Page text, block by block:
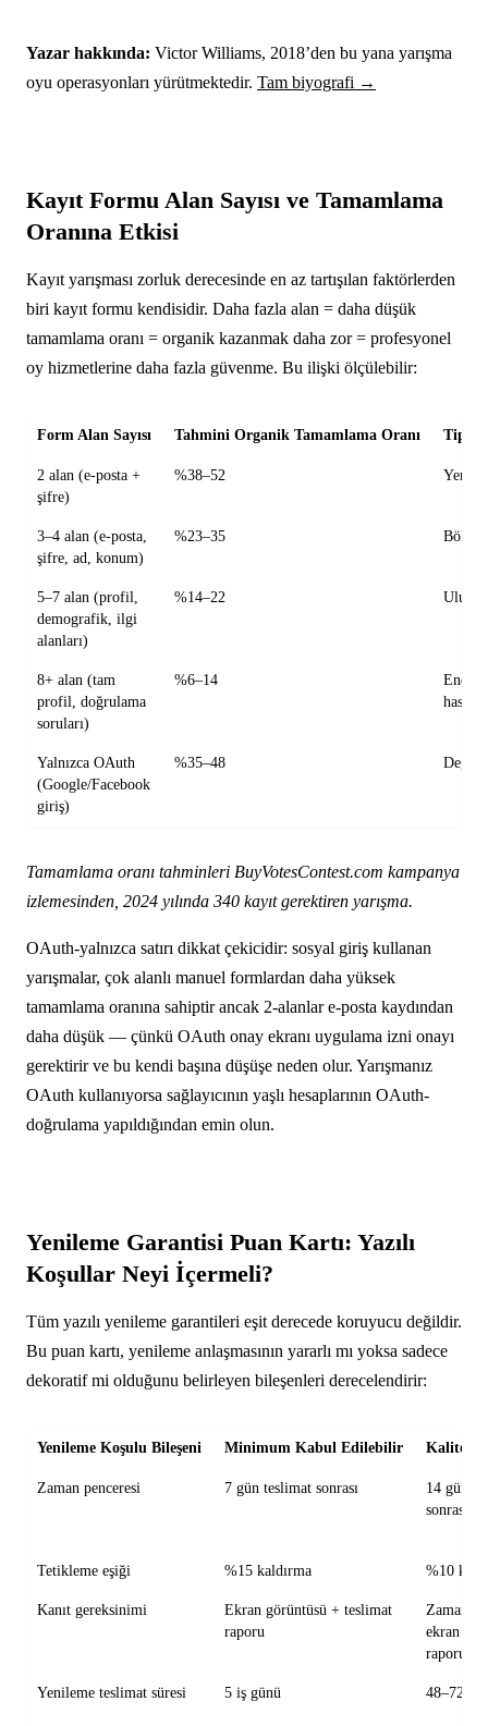
Yazar hakkında: Victor Williams, 2018’den bu yana yarışma
oyu operasyonları yürütmektedir. Tam biyografi →
Kayıt Formu Alan Sayısı ve Tamamlama
Oranına Etkisi
Kayıt yarışması zorluk derecesinde en az tartışılan faktörlerden
biri kayıt formu kendisidir. Daha fazla alan = daha düşük
tamamlama oranı = organik kazanmak daha zor = profesyonel
oy hizmetlerine daha fazla güvenme. Bu ilişki ölçülebilir:
Form Alan Sayısı Tahmini Organik Tamamlama Oranı Tipik
2 alan (e-posta +
şifre)
%38–52 Yerel,
3–4 alan (e-posta,
şifre, ad, konum)
%23–35
5–7 alan (profil,
demografik, ilgi
alanları)
%14–22
8+ alan (tam
profil, doğrulama
soruları)
%6–14
Yalnızca OAuth
(Google/Facebook
giriş)
%35–48
Tamamlama oranı tahminleri BuyVotesContest.com kampanya
izlemesinden, 2024 yılında 340 kayıt gerektiren yarışma.
OAuth-yalnızca satırı dikkat çekicidir: sosyal giriş kullanan
yarışmalar, çok alanlı manuel formlardan daha yüksek
tamamlama oranına sahiptir ancak 2-alanlar e-posta kaydından
daha düşük — çünkü OAuth onay ekranı uygulama izni onayı
gerektirir ve bu kendi başına düşüşe neden olur. Yarışmanız
OAuth kullanıyorsa sağlayıcının yaşlı hesaplarının OAuth-
doğrulama yapıldığından emin olun.
Yenileme Garantisi Puan Kartı: Yazılı
Koşullar Neyi İçermeli?
Tüm yazılı yenileme garantileri eşit derecede koruyucu değildir.
Bu puan kartı, yenileme anlaşmasının yararlı mı yoksa sadece
dekoratif mi olduğunu belirleyen bileşenleri derecelendirir:
Yenileme Koşulu Bileşeni Minimum Kabul Edilebilir Kalite
Zaman penceresi 7 gün teslimat sonrası
14 gün
sonrası
Tetikleme eşiği %15 kaldırma %10
Kanıt gereksinimi
Ekran görüntüsü + teslimat
raporu
Zaman
ekran +
raporu
Yenileme teslimat süresi 5 iş günü 48–72